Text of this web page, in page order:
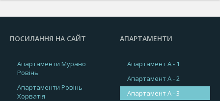
ПОСИЛАННЯ НА САЙТ
Апартаменти Мурано
Ровінь
Апартаменти Ровінь
Хорватія
АПАРТАМЕНТИ
Апартамент A - 1
Апартамент A - 2
Апартамент A - 3